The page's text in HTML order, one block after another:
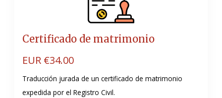
Certificado de matrimonio
EUR €34.00
Traducción jurada de un certificado de matrimonio
expedida por el Registro Civil.